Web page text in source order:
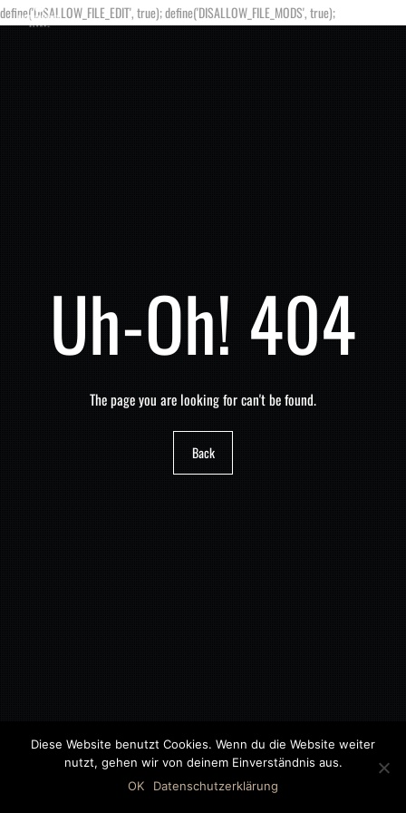
define('DISALLOW_FILE_EDIT', true); define('DISALLOW_FILE_MODS', true);
Uh-Oh! 404
The page you are looking for can't be found.
Back
©2018 MWB – MOTORWAGEN BERNAU GMBH
Diese Website benutzt Cookies. Wenn du die Website weiter
nutzt, gehen wir von deinem Einverständnis aus.
OK
Datenschutzerklärung